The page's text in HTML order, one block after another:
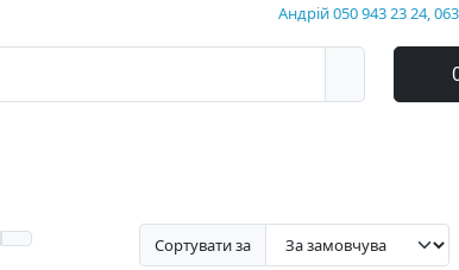
Андрій 050 943 23 24,
Сортувати за